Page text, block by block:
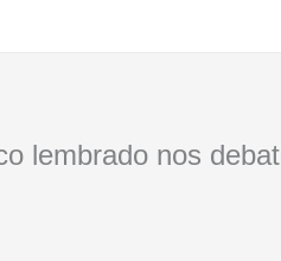
lembrado nos